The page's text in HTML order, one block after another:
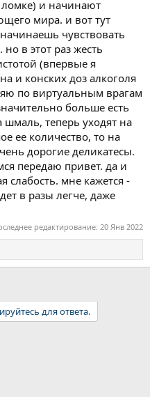
и начинают
мира. и вот тут
чувствовать
в этот раз жесть
(впервые я
и конских доз алкоголя
по виртуальным врагам
больше есть
теперь уходят на
ее количество, то на
дорогие деликатесы.
передаю привет. да и
слабость. мне кажется -
в разы легче, даже
редактирование: 20 Янв 2022
для ответа.